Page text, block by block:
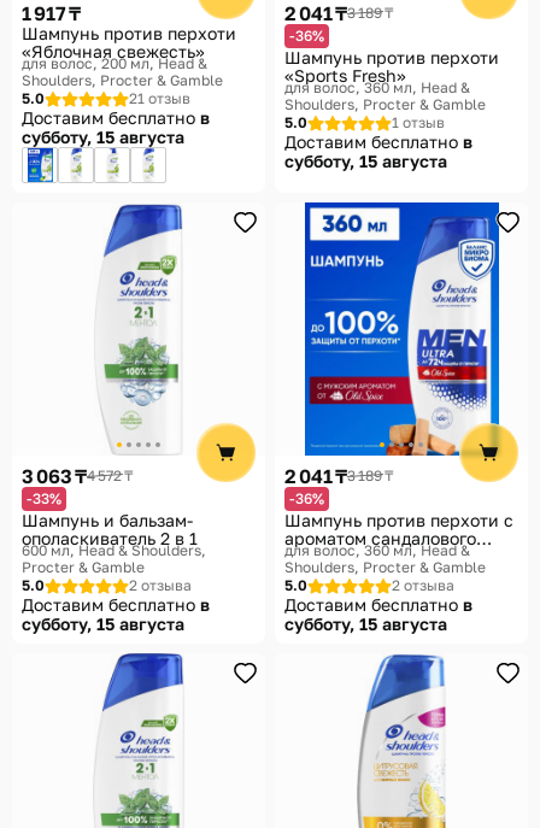
1 917 ₸
Шампунь против перхоти
«Яблочная свежесть»
для волос, 200 мл Head &
Shoulders, Procter & Gamble
5.0
21 отзыв
Доставим бесплатно в
субботу, 15 августа
2 041 ₸3 189 ₸
-36%
Шампунь против перхоти
«Sports Fresh»
для волос, 360 мл Head &
Shoulders, Procter & Gamble
5.0
1 отзыв
Доставим бесплатно в
субботу, 15 августа
3 063 ₸4 572 ₸
-33%
Шампунь и бальзам-
ополаскиватель 2 в 1
600 мл Head & Shoulders,
Procter & Gamble
5.0
2 отзыва
Доставим бесплатно в
субботу, 15 августа
2 041 ₸3 189 ₸
-36%
Шампунь против перхоти с
ароматом сандалового
дерева «Old Spice»
для волос, 360 мл Head &
Shoulders, Procter & Gamble
5.0
2 отзыва
Доставим бесплатно в
субботу, 15 августа